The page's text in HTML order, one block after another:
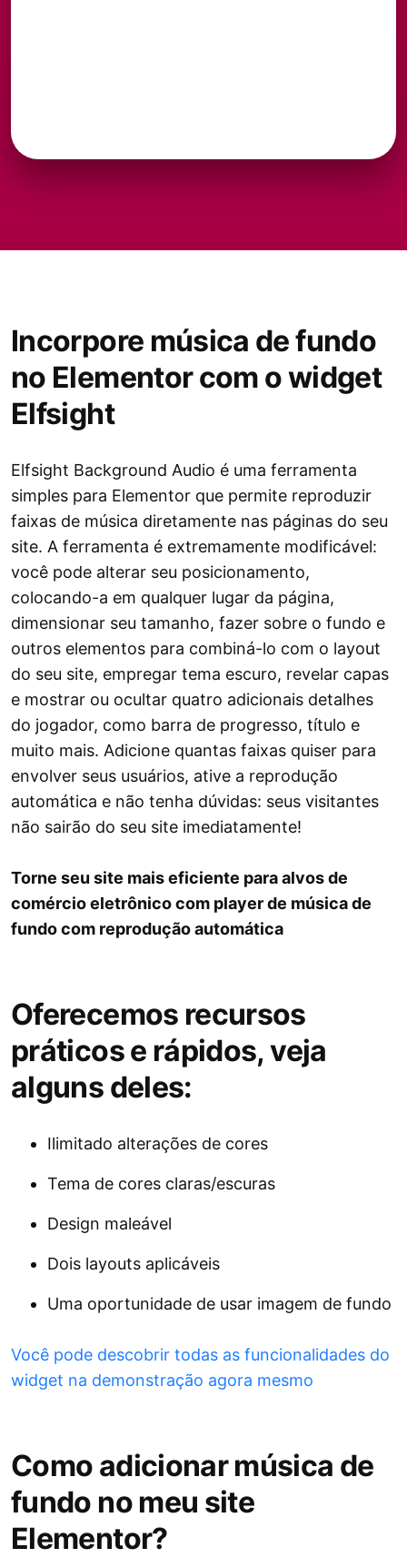
Incorpore música de fundo
no Elementor com o widget
Elfsight
Elfsight Background Audio é uma ferramenta
simples para Elementor que permite reproduzir
faixas de música diretamente nas páginas do seu
site. A ferramenta é extremamente modificável:
você pode alterar seu posicionamento,
colocando-a em qualquer lugar da página,
dimensionar seu tamanho, fazer sobre o fundo e
outros elementos para combiná-lo com o layout
do seu site, empregar tema escuro, revelar capas
e mostrar ou ocultar quatro adicionais detalhes
do jogador, como barra de progresso, título e
muito mais. Adicione quantas faixas quiser para
envolver seus usuários, ative a reprodução
automática e não tenha dúvidas: seus visitantes
não sairão do seu site imediatamente!
Torne seu site mais eficiente para alvos de
comércio eletrônico com player de música de
fundo com reprodução automática
Oferecemos recursos
práticos e rápidos, veja
alguns deles:
Ilimitado alterações de cores
Tema de cores claras/escuras
Design maleável
Dois layouts aplicáveis
Uma oportunidade de usar imagem de fundo
Você pode descobrir todas as funcionalidades do
widget na demonstração agora mesmo
Como adicionar música de
fundo no meu site
Elementor?